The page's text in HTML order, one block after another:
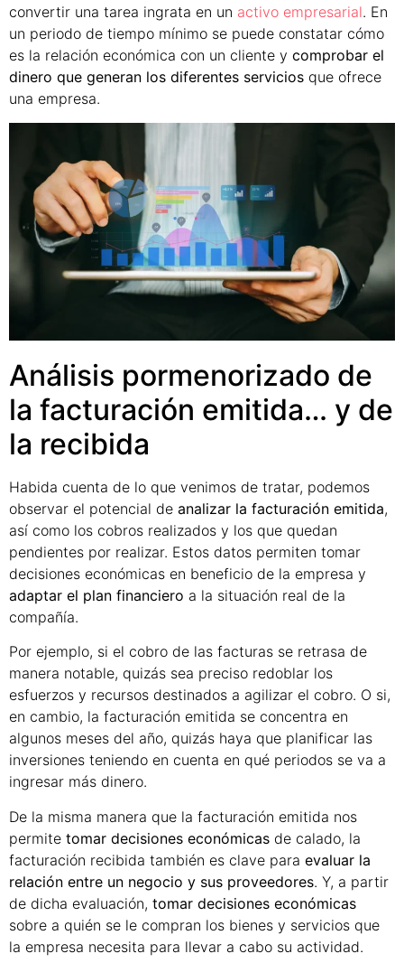
convertir una tarea ingrata en un activo empresarial. En
un periodo de tiempo mínimo se puede constatar cómo
es la relación económica con un cliente y comprobar el
dinero que generan los diferentes servicios que ofrece
una empresa.
Análisis pormenorizado de
la facturación emitida… y de
la recibida
Habida cuenta de lo que venimos de tratar, podemos
observar el potencial de analizar la facturación emitida,
así como los cobros realizados y los que quedan
pendientes por realizar. Estos datos permiten tomar
decisiones económicas en beneficio de la empresa y
adaptar el plan financiero a la situación real de la
compañía.
Por ejemplo, si el cobro de las facturas se retrasa de
manera notable, quizás sea preciso redoblar los
esfuerzos y recursos destinados a agilizar el cobro. O si,
en cambio, la facturación emitida se concentra en
algunos meses del año, quizás haya que planificar las
inversiones teniendo en cuenta en qué periodos se va a
ingresar más dinero.
De la misma manera que la facturación emitida nos
permite tomar decisiones económicas de calado, la
facturación recibida también es clave para evaluar la
relación entre un negocio y sus proveedores. Y, a partir
de dicha evaluación, tomar decisiones económicas
sobre a quién se le compran los bienes y servicios que
la empresa necesita para llevar a cabo su actividad.